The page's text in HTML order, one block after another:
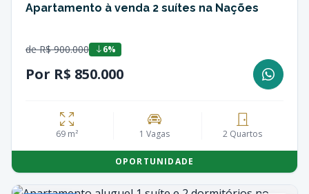
Apartamento à venda 2 suítes na Nações
de R$ 900.000 6%
Por R$ 850.000
69 m² 1 Vagas 2 Quartos
OPORTUNIDADE